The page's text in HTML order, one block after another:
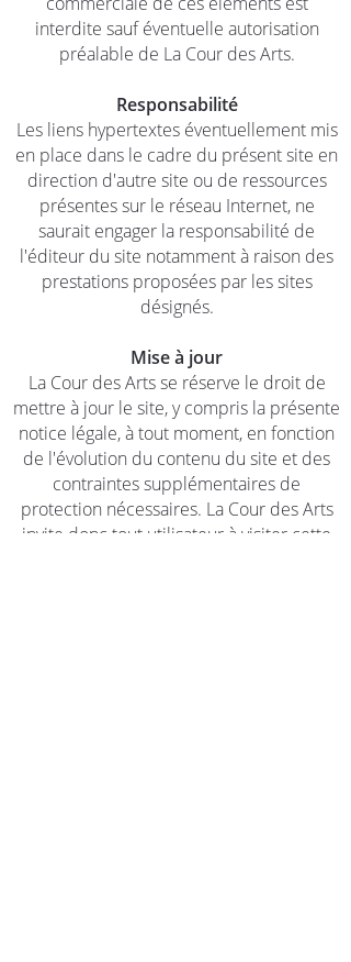
interdite sauf éventuelle autorisation
préalable de La Cour des Arts.
Responsabilité
Les liens hypertextes éventuellement mis
en place dans le cadre du présent site en
direction d'autre site ou de ressources
présentes sur le réseau Internet, ne
saurait engager la responsabilité de
l'éditeur du site notamment à raison des
prestations proposées par les sites
désignés.
Mise à jour
La Cour des Arts se réserve le droit de
mettre à jour le site, y compris la présente
notice légale, à tout moment, en fonction
de l'évolution du contenu du site et des
contraintes supplémentaires de
protection nécessaires. La Cour des Arts
invite donc tout utilisateur à visiter cette